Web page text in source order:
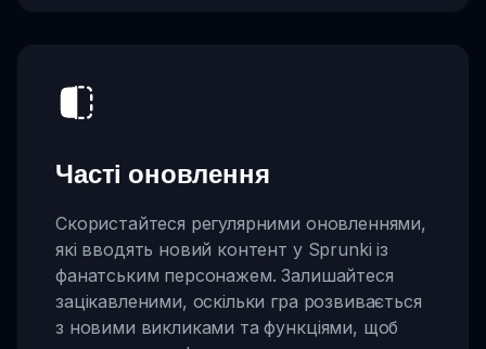
Часті оновлення
Скористайтеся регулярними оновленнями,
які вводять новий контент у Sprunki із
фанатським персонажем. Залишайтеся
зацікавленими, оскільки гра розвивається
з новими викликами та функціями, щоб